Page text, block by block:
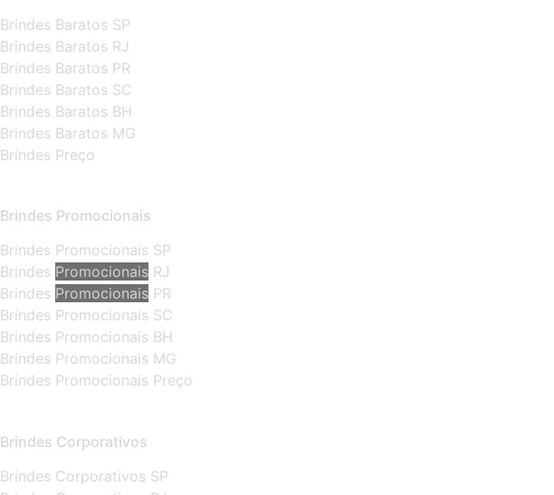
Brindes Baratos SP
Brindes Baratos RJ
Brindes Baratos PR
Brindes Baratos SC
Brindes Baratos BH
Brindes Baratos MG
Brindes Preço
Brindes Promocionais
Brindes Promocionais SP
Brindes Promocionais RJ
Brindes Promocionais PR
Brindes Promocionais SC
Brindes Promocionais BH
Brindes Promocionais MG
Brindes Promocionais Preço
Brindes Corporativos
Brindes Corporativos SP